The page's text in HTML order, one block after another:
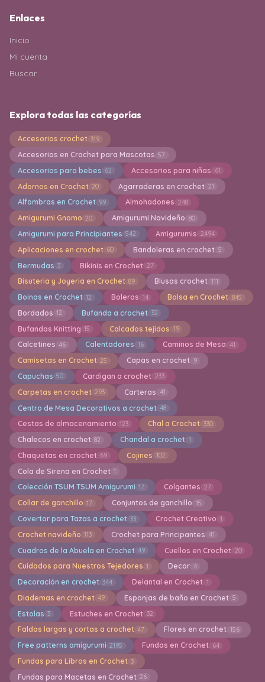
Enlaces
Inicio
Mi cuenta
Buscar
Explora todas las categorías
Accesorios crochet 319
Accesorios en Crochet para Mascotas 57
Accesorios para bebes 62 Accesorios para niñas 61
Adornos en Crochet 20 Agarraderas en crochet 21
Alfombras en Crochet 99 Almohadones 248
Amigurumi Gnomo 20 Amigurumi Navideño 80
Amigurumi para Principiantes 542 Amigurumis 2494
Aplicaciones en crochet 60 Bandoleras en crochet 5
Bermudas 3 Bikinis en Crochet 27
Bisuteria y Joyeria en Crochet 89 Blusas crochet 111
Boinas en Crochet 12 Boleros 14 Bolsa en Crochet 845
Bordados 12 Bufanda a crochet 32
Bufandas Knitting 15 Calcados tejidos 19
Calcetines 46 Calentadores 16 Caminos de Mesa 41
Camisetas en Crochet 25 Capas en crochet 9
Capuchas 50 Cardigan a crochet 233
Carpetas en crochet 293 Carteras 41
Centro de Mesa Decorativos a crochet 48
Cestas de almacenamiento 123 Chal a Crochet 330
Chalecos en crochet 82 Chandal a crochet 1
Chaquetas en crochet 69 Cojines 102
Cola de Sirena en Crochet 1
Colección TSUM TSUM Amigurumi 17 Colgantes 27
Collar de ganchillo 17 Conjuntos de ganchillo 15
Covertor para Tazas a crochet 33 Crochet Creativo 1
Crochet navideño 113 Crochet para Principantes 41
Cuadros de la Abuela en Crochet 49 Cuellos en Crochet 20
Cuidados para Nuestros Tejedores 1 Decor 4
Decoración en crochet 344 Delantal en Crochet 1
Diademas en crochet 49 Esponjas de baño en Crochet 5
Estolas 3 Estuches en Crochet 32
Faldas largas y cortas a crochet 47 Flores en crochet 156
Free patterns amigurumi 2195 Fundas en Crochet 64
Fundas para Libros en Crochet 3
Fundas para Macetas en Crochet 26